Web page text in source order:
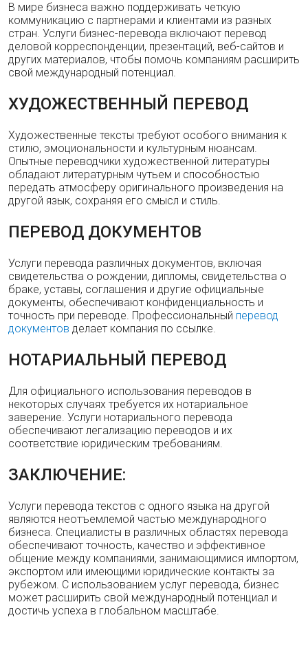
В мире бизнеса важно поддерживать четкую
коммуникацию с партнерами и клиентами из разных
стран. Услуги бизнес-перевода включают перевод
деловой корреспонденции, презентаций, веб-сайтов и
других материалов, чтобы помочь компаниям расширить
свой международный потенциал.
ХУДОЖЕСТВЕННЫЙ ПЕРЕВОД
Художественные тексты требуют особого внимания к
стилю, эмоциональности и культурным нюансам.
Опытные переводчики художественной литературы
обладают литературным чутьем и способностью
передать атмосферу оригинального произведения на
другой язык, сохраняя его смысл и стиль.
ПЕРЕВОД ДОКУМЕНТОВ
Услуги перевода различных документов, включая
свидетельства о рождении, дипломы, свидетельства о
браке, уставы, соглашения и другие официальные
документы, обеспечивают конфиденциальность и
точность при переводе. Профессиональный перевод
документов делает компания по ссылке.
НОТАРИАЛЬНЫЙ ПЕРЕВОД
Для официального использования переводов в
некоторых случаях требуется их нотариальное
заверение. Услуги нотариального перевода
обеспечивают легализацию переводов и их
соответствие юридическим требованиям.
ЗАКЛЮЧЕНИЕ:
Услуги перевода текстов с одного языка на другой
являются неотъемлемой частью международного
бизнеса. Специалисты в различных областях перевода
обеспечивают точность, качество и эффективное
общение между компаниями, занимающимися импортом,
экспортом или имеющими юридические контакты за
рубежом. С использованием услуг перевода, бизнес
может расширить свой международный потенциал и
достичь успеха в глобальном масштабе.